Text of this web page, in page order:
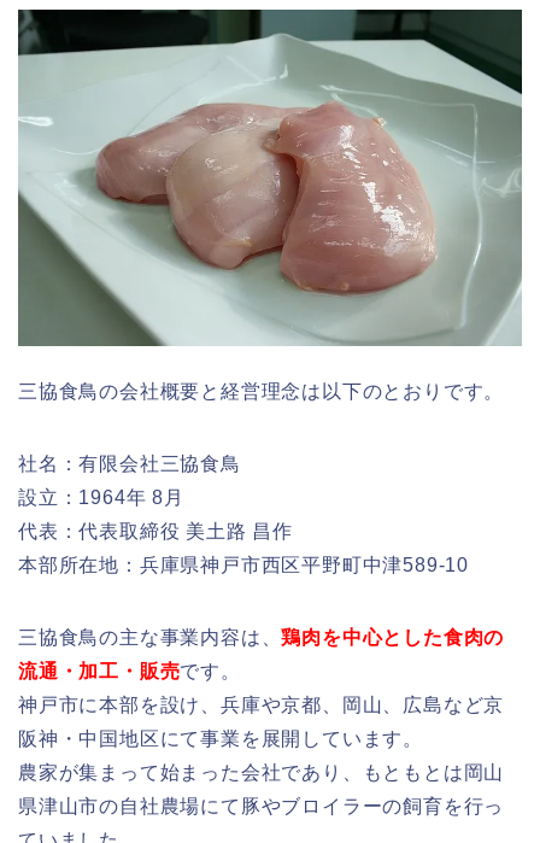
三協食鳥の会社概要と経営理念は以下のとおりです。
社名：有限会社三協食鳥
設立：1964年 8月
代表：代表取締役 美土路 昌作
本部所在地：兵庫県神戸市西区平野町中津589-10
三協食鳥の主な事業内容は、鶏肉を中心とした食肉の
流通・加工・販売です。
神戸市に本部を設け、兵庫や京都、岡山、広島など京
阪神・中国地区にて事業を展開しています。
農家が集まって始まった会社であり、もともとは岡山
県津山市の自社農場にて豚やブロイラーの飼育を行っ